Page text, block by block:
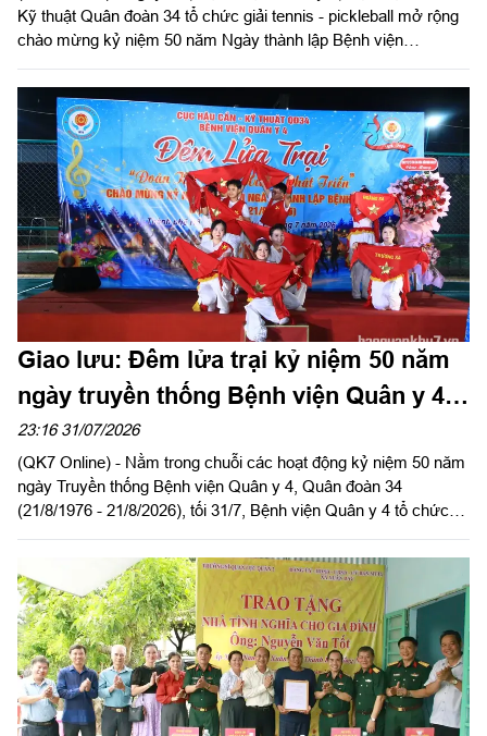
Kỹ thuật Quân đoàn 34 tổ chức giải tennis - pickleball mở rộng
chào mừng kỷ niệm 50 năm Ngày thành lập Bệnh viện
lệnh, Tham mưu trưởng Quân đoàn 34 dự và giao lưu tại giải.
Giao lưu: Đêm lửa trại kỷ niệm 50 năm
ngày truyền thống Bệnh viện Quân y 4,
Quân đoàn 34
23:16 31/07/2026
(QK7 Online) - Nằm trong chuỗi các hoạt động kỷ niệm 50 năm
ngày Truyền thống Bệnh viện Quân y 4, Quân đoàn 34
(21/8/1976 - 21/8/2026), tối 31/7, Bệnh viện Quân y 4 tổ chức
Cống hiến - Phát triển”.